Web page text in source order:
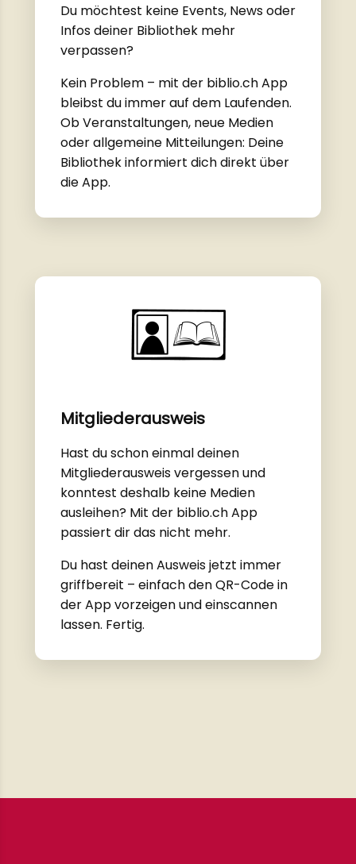
Du möchtest keine Events, News oder
Infos deiner Bibliothek mehr
verpassen?
Kein Problem – mit der biblio.ch App
bleibst du immer auf dem Laufenden.
Ob Veranstaltungen, neue Medien
oder allgemeine Mitteilungen: Deine
Bibliothek informiert dich direkt über
die App.
Mitgliederausweis
Hast du schon einmal deinen
Mitgliederausweis vergessen und
konntest deshalb keine Medien
ausleihen? Mit der biblio.ch App
passiert dir das nicht mehr.
Du hast deinen Ausweis jetzt immer
griffbereit – einfach den QR-Code in
der App vorzeigen und einscannen
lassen. Fertig.